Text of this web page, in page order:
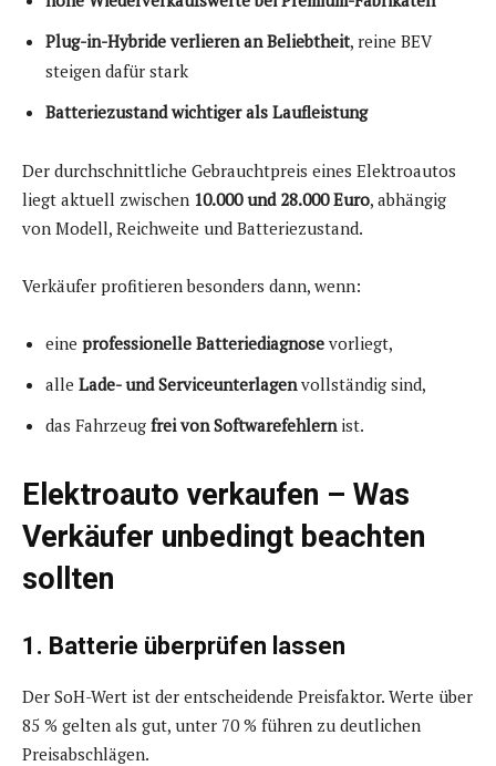
Plug-in-Hybride verlieren an Beliebtheit, reine BEV
steigen dafür stark
Batteriezustand wichtiger als Laufleistung
Der durchschnittliche Gebrauchtpreis eines Elektroautos
liegt aktuell zwischen 10.000 und 28.000 Euro, abhängig
von Modell, Reichweite und Batteriezustand.
Verkäufer profitieren besonders dann, wenn:
eine professionelle Batteriediagnose vorliegt,
alle Lade- und Serviceunterlagen vollständig sind,
das Fahrzeug frei von Softwarefehlern ist.
Elektroauto verkaufen – Was
Verkäufer unbedingt beachten
sollten
1. Batterie überprüfen lassen
Der SoH-Wert ist der entscheidende Preisfaktor. Werte über
85 % gelten als gut, unter 70 % führen zu deutlichen
Preisabschlägen.